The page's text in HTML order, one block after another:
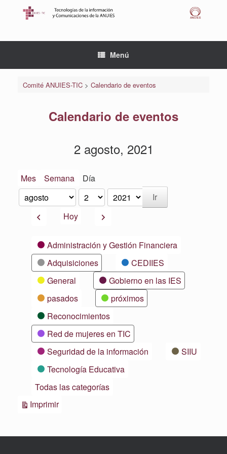
Menú
Comité ANUIES-TIC> Calendario de eventos
Calendario de eventos
2 agosto, 2021
Mes Semana Día
Mes
Día
Año
AnteriorHoy Siguiente
CategoríasAdministración y Gestión Financiera
Adquisiciones
CEDIIES
General
Gobierno en las IES
pasados
próximos
Reconocimientos
Red de mujeres en TIC
Seguridad de la información
SIIU
Tecnología Educativa
Todas las categorías
ImprimirVistas